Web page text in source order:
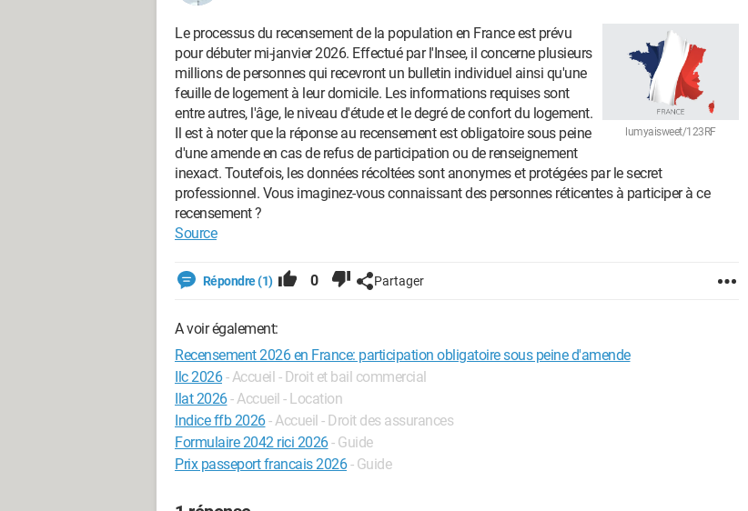
lumyaisweet/123RF
Le processus du recensement de la population en France est prévu
pour débuter mi-janvier 2026. Effectué par l'Insee, il concerne plusieurs
millions de personnes qui recevront un bulletin individuel ainsi qu'une
feuille de logement à leur domicile. Les informations requises sont
entre autres, l'âge, le niveau d'étude et le degré de confort du logement.
Il est à noter que la réponse au recensement est obligatoire sous peine
d'une amende en cas de refus de participation ou de renseignement
inexact. Toutefois, les données récoltées sont anonymes et protégées par le secret
professionnel. Vous imaginez-vous connaissant des personnes réticentes à participer à ce
recensement ?
Source
Répondre (1) 0 Partager
A voir également:
Recensement 2026 en France: participation obligatoire sous peine d'amende
Ilc 2026 - Accueil - Droit et bail commercial
Ilat 2026- Accueil - Location
Indice ffb 2026- Accueil - Droit des assurances
Formulaire 2042 rici 2026- Guide
Prix passeport francais 2026 - Guide